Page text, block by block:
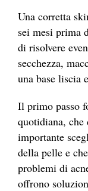
Una corretta
sei mesi prima
di risolvere
secchezza,
una base liscia
Il primo passo
quotidiana, che
importante
della pelle e
problemi di
offrono